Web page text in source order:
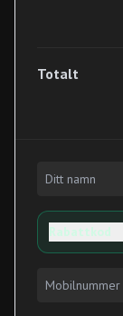
Totalt
Rabattkod